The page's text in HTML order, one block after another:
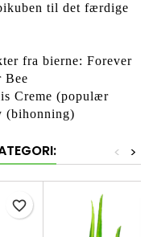
til det færdige
fra bierne: Forever
Bee
Creme (populær
(bihonning)
>
<
favorite_border